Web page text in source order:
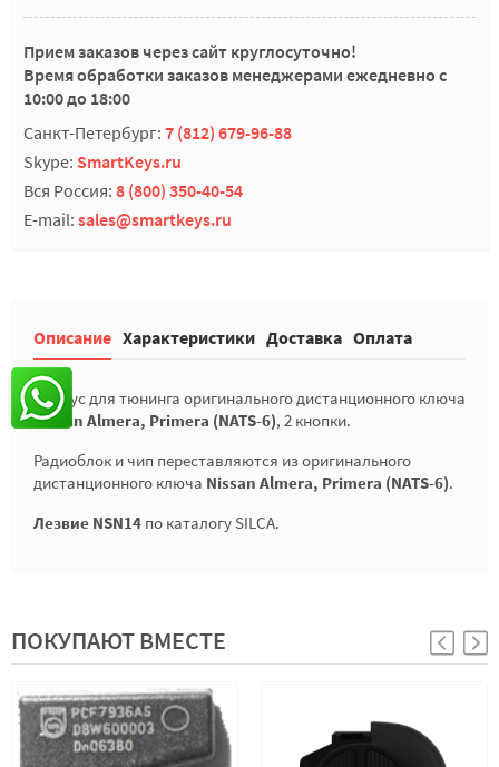
Прием заказов через сайт круглосуточно!
Время обработки заказов менеджерами ежедневно с
10:00 до 18:00
Санкт-Петербург: 7 (812) 679-96-88
Skype: SmartKeys.ru
Вся Россия: 8 (800) 350-40-54
E-mail: sales@smartkeys.ru
Описание Характеристики Доставка Оплата
Корпус для тюнинга оригинального дистанционного ключа
Nissan Almera, Primera (NATS-6), 2 кнопки.
Радиоблок и чип переставляются из оригинального
дистанционного ключа Nissan Almera, Primera (NATS-6).
Лезвие NSN14 по каталогу SILCA.
ПОКУПАЮТ ВМЕСТЕ